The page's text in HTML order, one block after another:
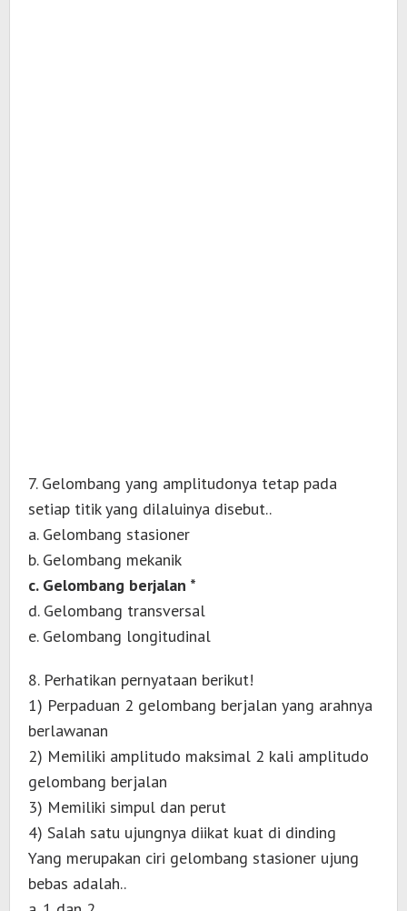
7. Gelombang yang amplitudonya tetap pada
setiap titik yang dilaluinya disebut..
a. Gelombang stasioner
b. Gelombang mekanik
c. Gelombang berjalan *
d. Gelombang transversal
e. Gelombang longitudinal
8. Perhatikan pernyataan berikut!
1) Perpaduan 2 gelombang berjalan yang arahnya
berlawanan
2) Memiliki amplitudo maksimal 2 kali amplitudo
gelombang berjalan
3) Memiliki simpul dan perut
4) Salah satu ujungnya diikat kuat di dinding
Yang merupakan ciri gelombang stasioner ujung
bebas adalah..